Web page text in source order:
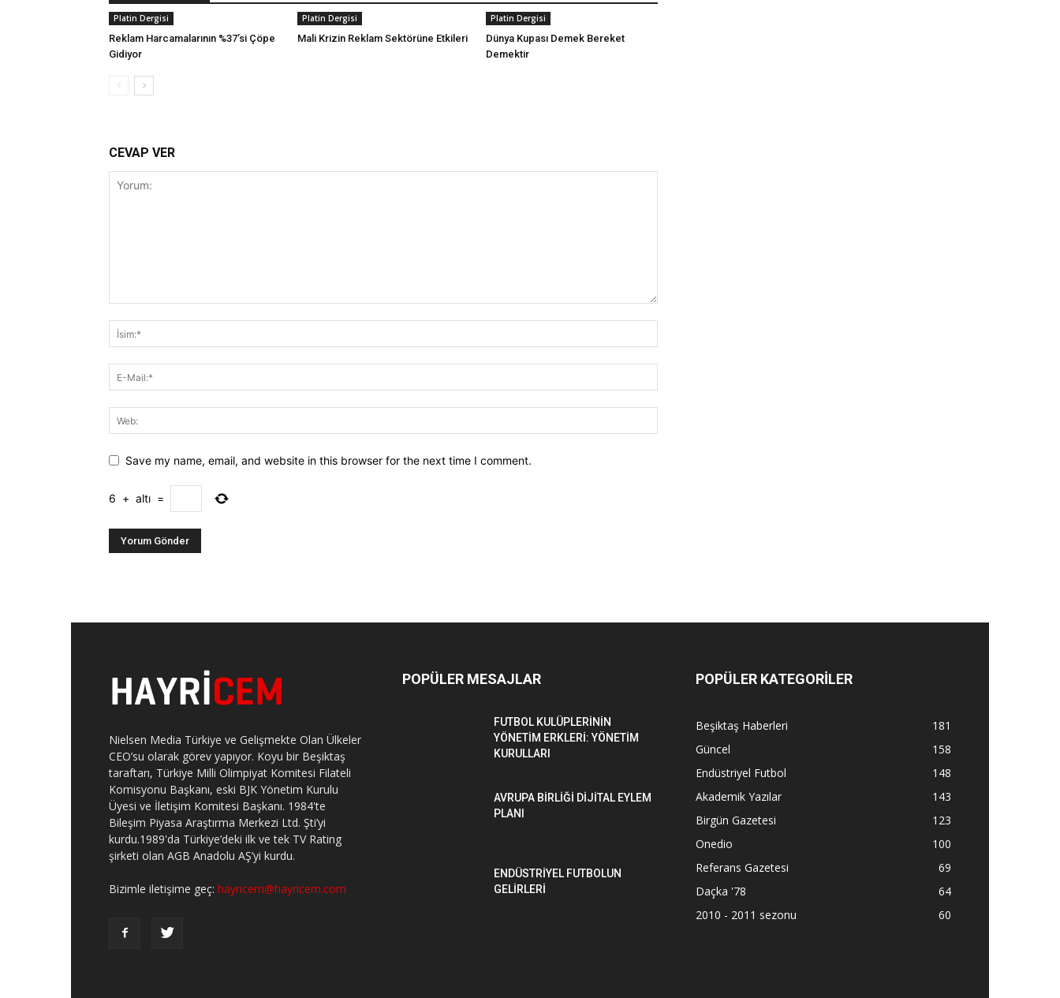
Platin Dergisi
Reklam Harcamalarının %37’si Çöpe
Gidiyor
Platin Dergisi
Mali Krizin Reklam Sektörüne Etkileri
Platin Dergisi
Dünya Kupası Demek Bereket
Demektir
CEVAP VER
Save my name, email, and website in this browser for the next time I comment.
6 + altı =
Nielsen Media Türkiye ve Gelişmekte Olan Ülkeler
CEO’su olarak görev yapıyor. Koyu bir Beşiktaş
taraftarı, Türkiye Milli Olimpiyat Komitesi Filateli
Komisyonu Başkanı, eski BJK Yönetim Kurulu
Üyesi ve İletişim Komitesi Başkanı. 1984'te
Bileşim Piyasa Araştırma Merkezi Ltd. Şti’yi
kurdu.1989'da Türkiye’deki ilk ve tek TV Rating
şirketi olan AGB Anadolu AŞ’yi kurdu.
Bizimle iletişime geç: hayricem@hayricem.com
POPÜLER MESAJLAR
FUTBOL KULÜPLERİNİN
YÖNETİM ERKLERİ: YÖNETİM
KURULLARI
AVRUPA BİRLİĞİ DİJİTAL EYLEM
PLANI
ENDÜSTRİYEL FUTBOLUN
GELİRLERİ
POPÜLER KATEGORİLER
Beşiktaş Haberleri
181
Güncel
158
Endüstriyel Futbol
148
Akademik Yazılar
143
Birgün Gazetesi
123
Onedio
100
Referans Gazetesi
69
Daçka '78
64
2010 - 2011 sezonu
60